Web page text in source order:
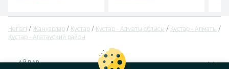
Негізгі Жануарлар Құстар Құстар - Алматы облысы
Құстар - Алматы
Құстар - Алатауский район
АЙДАР